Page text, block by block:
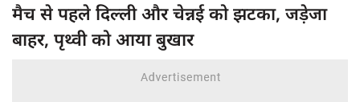
मैच से पहले दिल्ली और चेन्नई को झटका, जड़ेजा
बाहर, पृथ्वी को आया बुखार